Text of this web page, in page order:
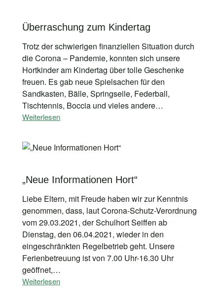
Überraschung zum Kindertag
Trotz der schwierigen finanziellen Situation durch
die Corona – Pandemie, konnten sich unsere
Hortkinder am Kindertag über tolle Geschenke
freuen. Es gab neue Spielsachen für den
Sandkasten, Bälle, Springseile, Federball,
Tischtennis, Boccia und vieles andere…
Weiterlesen
„Neue Informationen Hort“
Liebe Eltern, mit Freude haben wir zur Kenntnis
genommen, dass, laut Corona-Schutz-Verordnung
vom 29.03.2021, der Schulhort Seiffen ab
Dienstag, den 06.04.2021, wieder in den
eingeschränkten Regelbetrieb geht. Unsere
Ferienbetreuung ist von 7.00 Uhr-16.30 Uhr
geöffnet,…
Weiterlesen